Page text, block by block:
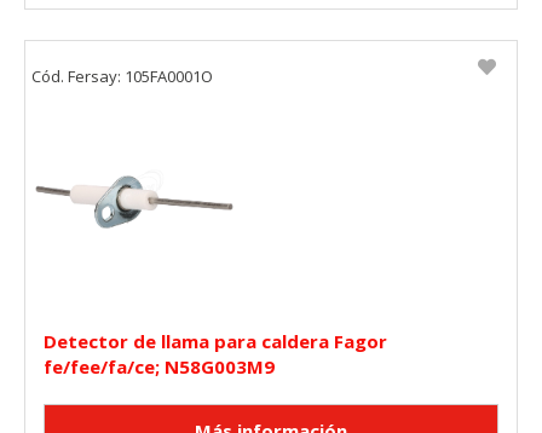
Detector de llama para caldera Fagor
fe/fee/fa/ce; N58G003M9
Cód. Fersay: 105FA0001O